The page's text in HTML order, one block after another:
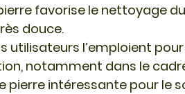
favorise le nettoyage
douce.
utilisateurs l’emploient
notamment dans le
intéressante pour le